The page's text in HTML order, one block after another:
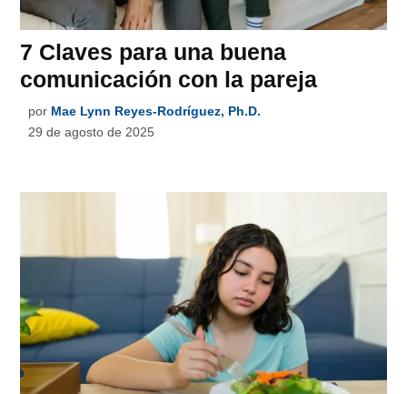
7 Claves para una buena
comunicación con la pareja
por Mae Lynn Reyes-Rodríguez, Ph.D.
29 de agosto de 2025